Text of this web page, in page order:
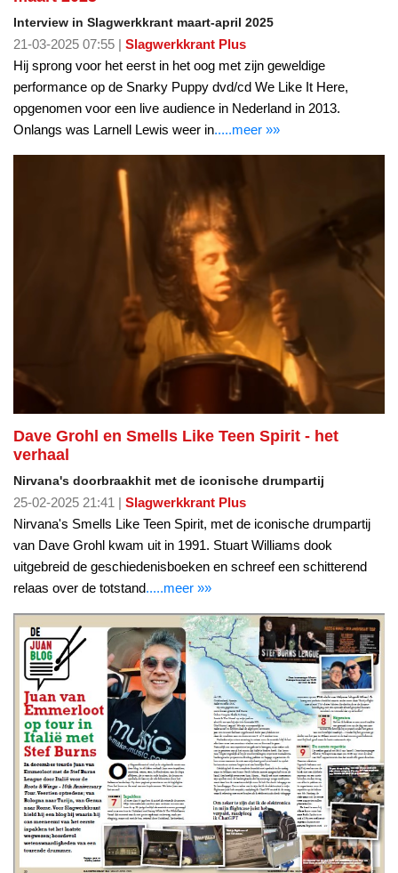
Interview in Slagwerkkrant maart-april 2025
21-03-2025 07:55 | Slagwerkkrant Plus
Hij sprong voor het eerst in het oog met zijn geweldige
performance op de Snarky Puppy dvd/cd We Like It Here,
opgenomen voor een live audience in Nederland in 2013.
Onlangs was Larnell Lewis weer in.....meer »»
Dave Grohl en Smells Like Teen Spirit - het
verhaal
Nirvana's doorbraakhit met de iconische drumpartij
25-02-2025 21:41 | Slagwerkkrant Plus
Nirvana's Smells Like Teen Spirit, met de iconische drumpartij
van Dave Grohl kwam uit in 1991. Stuart Williams dook
uitgebreid de geschiedenisboeken en schreef een schitterend
relaas over de totstand.....meer »»